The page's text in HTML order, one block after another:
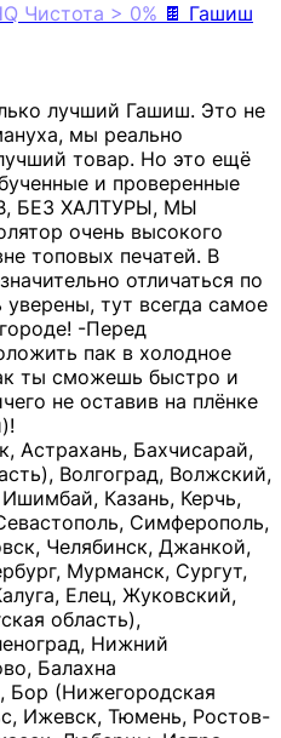
Чистота > 0% 🍫 Гашиш
лучший Гашиш. Это не
мы реально
товар. Но это ещё
и проверенные
БЕЗ ХАЛТУРЫ, МЫ
очень высокого
топовых печатей. В
отличаться по
тут всегда самое
-Перед
пак в холодное
ты сможешь быстро и
не оставив на плёнке
Астрахань, Бахчисарай,
Волгоград, Волжский,
Казань, Керчь,
Симферополь,
Челябинск, Джанкой,
Мурманск, Сургут,
Елец, Жуковский,
область),
Нижний
Балахна
Бор (Нижегородская
Ижевск, Тюмень, Ростов-